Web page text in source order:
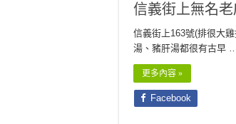
信義街上無名
信義街上163號(排很大
湯、豬肝湯都很有古早
更多內容 »
Facebook